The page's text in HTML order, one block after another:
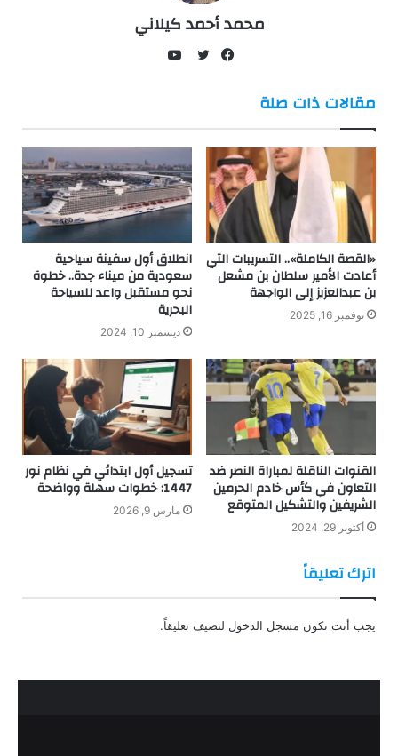
محمد أحمد كيلاني
مقالات ذات صلة
«القصة الكاملة».. التسريبات التي
أعادت الأمير سلطان بن مشعل
بن عبدالعزيز إلى الواجهة
نوفمبر 16, 2025
انطلاق أول سفينة سياحية
سعودية من ميناء جدة.. خطوة
نحو مستقبل واعد للسياحة
البحرية
ديسمبر 10, 2024
القنوات الناقلة لمباراة النصر ضد
التعاون في كأس خادم الحرمين
الشريفين والتشكيل المتوقع
أكتوبر 29, 2024
تسجيل أول ابتدائي في نظام نور
1447: خطوات سهلة وواضحة
مارس 9, 2026
اترك تعليقاً
يجب أنت تكون مسجل الدخول لتضيف تعليقاً.